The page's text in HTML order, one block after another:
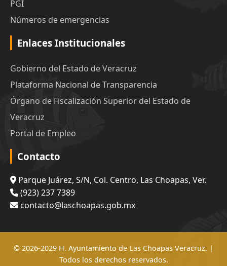
PGI
Números de emergencias
Enlaces Institucionales
Gobierno del Estado de Veracruz
Plataforma Nacional de Transparencia
Órgano de Fiscalización Superior del Estado de
Veracruz
Portal de Empleo
Contacto
Parque Juárez, S/N, Col. Centro, Las Choapas, Ver.
(923) 237 7389
contacto@laschoapas.gob.mx
© 2026-2029 H. Ayuntamiento de Las Choapas Veracruz. |
Todos los derechos reservados.